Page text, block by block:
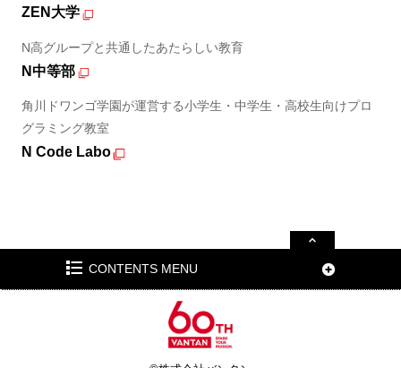
ZEN大学
N高グループと共通したあたらしい教育
N中等部
角川ドワンゴ学園が運営する小学生・中学生・高校生向けプロ
グラミング教室
N Code Labo
CONTENTS MENU